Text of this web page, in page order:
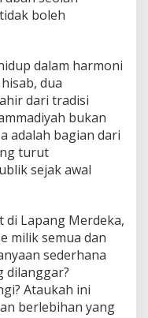
boleh
dalam harmoni
dua
dari tradisi
bukan
adalah bagian dari
turut
sejak awal
di Lapang Merdeka,
milik semua dan
sederhana
dilanggar?
Ataukah ini
berlebihan yang